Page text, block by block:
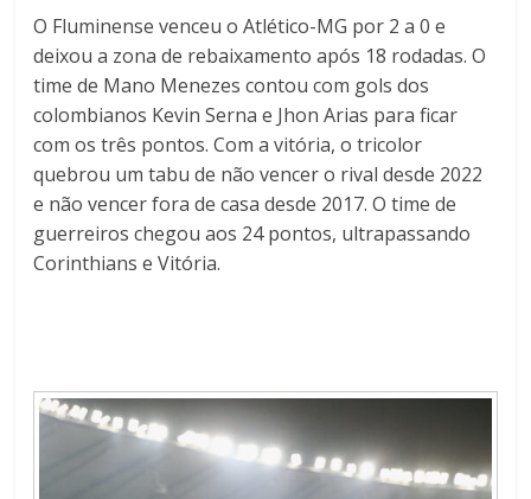
O Fluminense venceu o Atlético-MG por 2 a 0 e
deixou a zona de rebaixamento após 18 rodadas. O
time de Mano Menezes contou com gols dos
colombianos Kevin Serna e Jhon Arias para ficar
com os três pontos. Com a vitória, o tricolor
quebrou um tabu de não vencer o rival desde 2022
e não vencer fora de casa desde 2017. O time de
guerreiros chegou aos 24 pontos, ultrapassando
Corinthians e Vitória.